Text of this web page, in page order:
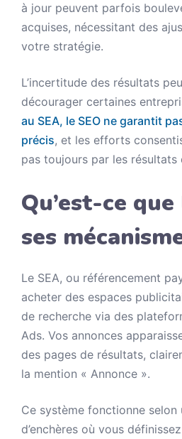
à jour peuvent parfois
acquises, nécessitant des
votre stratégie.
L’incertitude des résultats
décourager certaines
au SEA, le SEO ne garantit
précis, et les efforts
pas toujours par les résultats
Qu’est-ce
ses
Le SEA, ou référencement
acheter des espaces
de recherche via des
Ads. Vos annonces
des pages de résultats,
la mention « Annonce ».
Ce système fonctionne selon
d’enchères où vous